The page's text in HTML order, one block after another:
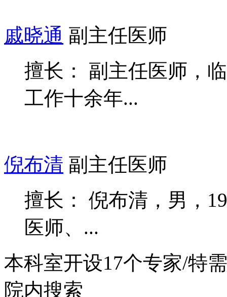
戚晓通 副主任医师
擅长： 副主任医师，
工作十余年...
倪布清 副主任医师
擅长： 倪布清，男，
医师、...
本科室开设17个专家/特
院内搜索